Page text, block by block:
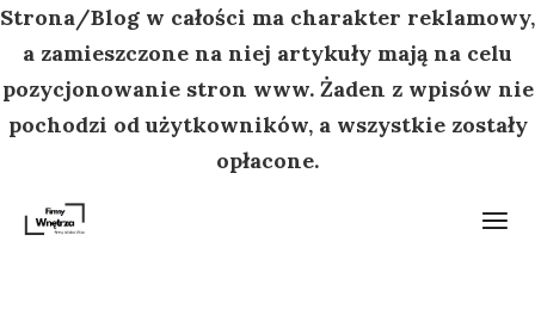
Strona/Blog w całości ma charakter reklamowy,
a zamieszczone na niej artykuły mają na celu
pozycjonowanie stron www. Żaden z wpisów nie
pochodzi od użytkowników, a wszystkie zostały
opłacone.
do
treści